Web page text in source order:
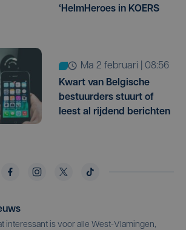
‘HelmHeroes in KOERS
ma 2 februari | 08:56
Kwart van Belgische
bestuurders stuurt of
leest al rijdend berichten
interessant is voor alle West-Vlamingen,